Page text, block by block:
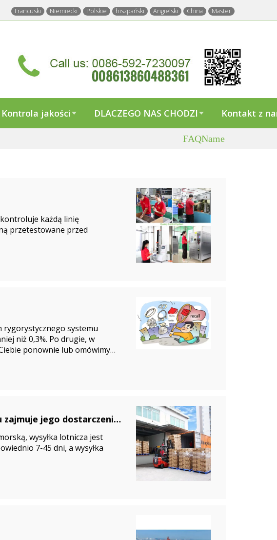
Francuski Niemiecki Polskie hiszpański Angielski China Master
Kontrola jakości DLACZEGO NAS CHODZI Kontakt z
FAQName
każdą linię
przetestowane przed
rygorystycznego systemu
niż 0,3%. Po drugie, w
ponownie lub omówimy
zajmuje jego dostarczenie
wysyłka lotnicza jest
7-45 dni, a wysyłka